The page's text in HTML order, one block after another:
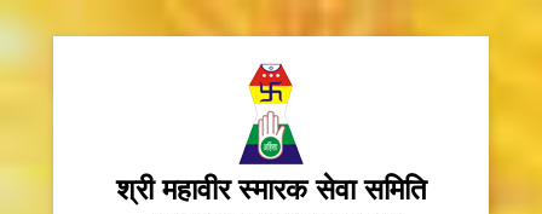
श्री महावीर स्मारक सेवा समिति